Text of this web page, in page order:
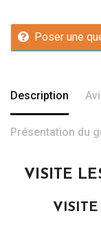
Poser une
Description
Présentation du
VISITE